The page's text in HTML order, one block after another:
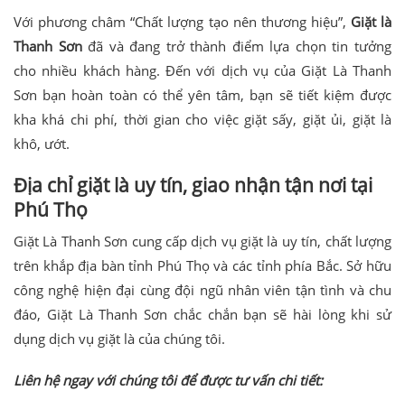
Với phương châm “Chất lượng tạo nên thương hiệu”, Giặt là
Thanh Sơn đã và đang trở thành điểm lựa chọn tin tưởng
cho nhiều khách hàng. Đến với dịch vụ của Giặt Là Thanh
Sơn bạn hoàn toàn có thể yên tâm, bạn sẽ tiết kiệm được
kha khá chi phí, thời gian cho việc giặt sấy, giặt ủi, giặt là
khô, ướt.
Địa chỉ giặt là uy tín, giao nhận tận nơi tại
Phú Thọ
Giặt Là Thanh Sơn cung cấp dịch vụ giặt là uy tín, chất lượng
trên khắp địa bàn tỉnh Phú Thọ và các tỉnh phía Bắc. Sở hữu
công nghệ hiện đại cùng đội ngũ nhân viên tận tình và chu
đáo, Giặt Là Thanh Sơn chắc chắn bạn sẽ hài lòng khi sử
dụng dịch vụ giặt là của chúng tôi.
Liên hệ ngay với chúng tôi để được tư vấn chi tiết: